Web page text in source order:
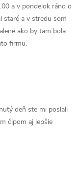
a v pondelok ráno o
staré a v stredu som
ako by tam bola
firmu.
deň ste mi poslali
čipom aj lepšie